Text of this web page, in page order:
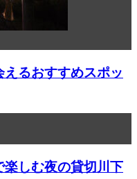
るおすすめスポッ
しむ夜の貸切川下